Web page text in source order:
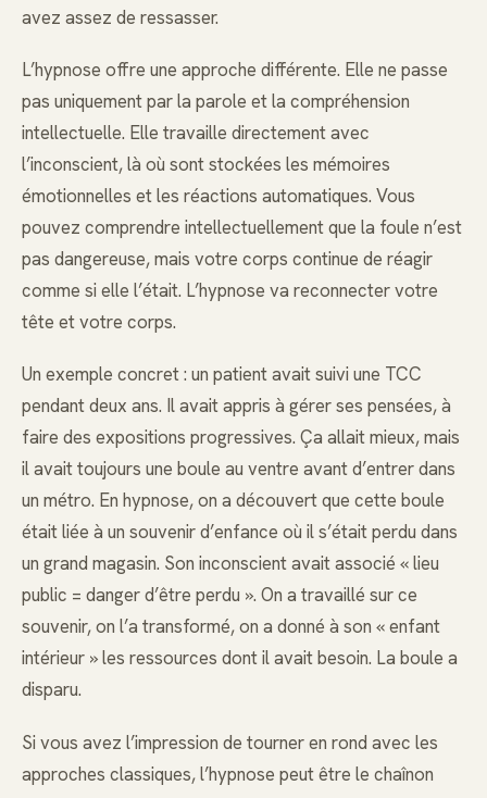
avez assez de ressasser.
L’hypnose offre une approche différente. Elle ne passe
pas uniquement par la parole et la compréhension
intellectuelle. Elle travaille directement avec
l’inconscient, là où sont stockées les mémoires
émotionnelles et les réactions automatiques. Vous
pouvez comprendre intellectuellement que la foule n’est
pas dangereuse, mais votre corps continue de réagir
comme si elle l’était. L’hypnose va reconnecter votre
tête et votre corps.
Un exemple concret : un patient avait suivi une TCC
pendant deux ans. Il avait appris à gérer ses pensées, à
faire des expositions progressives. Ça allait mieux, mais
il avait toujours une boule au ventre avant d’entrer dans
un métro. En hypnose, on a découvert que cette boule
était liée à un souvenir d’enfance où il s’était perdu dans
un grand magasin. Son inconscient avait associé « lieu
public = danger d’être perdu ». On a travaillé sur ce
souvenir, on l’a transformé, on a donné à son « enfant
intérieur » les ressources dont il avait besoin. La boule a
disparu.
Si vous avez l’impression de tourner en rond avec les
approches classiques, l’hypnose peut être le chaînon